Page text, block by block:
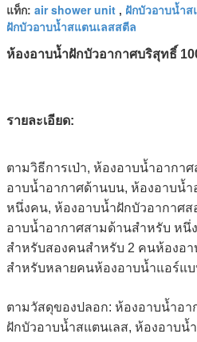
แท็ก: air shower unit , ฝักบัวอาบน้ำ
ฝักบัวอาบน้ำสแตนเลสสตีล
ห้องอาบน้ำฝักบัวอากาศบริสุทธิ์
รายละเอียด:
ตามวิธีการเป่า, ห้องอาบน้ำอากา
อาบน้ำอากาศด้านบน, ห้องอาบน้ำ
หนึ่งคน, ห้องอาบน้ำฝักบัวอากาศส
อาบน้ำอากาศสามด้านสำหรับ หนึ่
สำหรับสองคนสำหรับ 2 คนห้องอ
สำหรับหลายคนห้องอาบน้ำแอร์แบ
ตามวัสดุของปลอก: ห้องอาบน้ำอา
ฝักบัวอาบน้ำสแตนเลส, ห้องอาบน้